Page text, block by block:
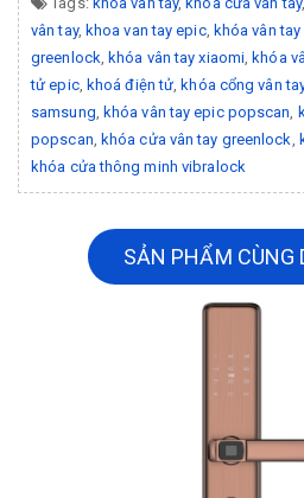
vân tay, khoa van tay epic, khóa vân
greenlock, khóa vân tay xiaomi, khóa
tử epic, khoá điện tử, khóa cổng vân
samsung, khóa vân tay epic popscan,
popscan, khóa cửa vân tay greenlock,
khóa cửa thông minh vibralock
SẢN PHẨM CÙNG